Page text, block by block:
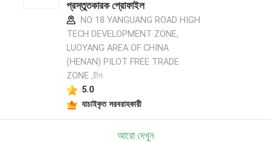
প্রস্তুতকারক প্রোফাইল
NO 18 YANGUANG ROAD HIGH
TECH DEVELOPMENT ZONE,
LUOYANG AREA OF CHINA
(HENAN) PILOT FREE TRADE
ZONE ,চীন
5.0
যাচাইকৃত সরবরাহকারী
আরো দেখুন